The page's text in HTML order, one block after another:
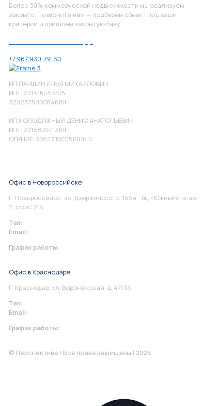
Более 30% коммерческой недвижимости мы реализуем
закрыто. Позвоните нам — подберём объект под ваши
критерии и пришлём закрытую базу.
+7 967 930-79-30
ИП ПАРШИН ИЛЬЯ МИХАЙЛОВИЧ
ИНН 231516453515
320237500054680
ИП КОЛОДЯЖНЫЙ ДЕНИС АНАТОЛЬЕВИЧ
ИНН 231580971360
ОГРНИП 306231502500040
Офис в Новороссийске
Г. Новороссийск, пр. Дзержинского, 156а, бц «Южный», этаж
2, офис 214.
Тел:
Email:
График работы:
Офис в Краснодаре
Г. Краснодар, ул. Воронежская, д. 47/35
Тел:
Email:
График работы:
© Перспектива | Все права защищены | 2026